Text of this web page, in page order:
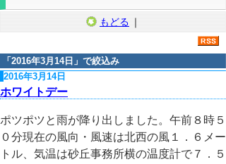
もどる ｜
「 2016年3月14日 」で絞込み
2016年3月14日
ホワイトデー
ポツポツと雨が降り出しました。午前８時５
０分現在の風向・風速は北西の風１．６メー
トル、気温は砂丘事務所横の温度計で７．５